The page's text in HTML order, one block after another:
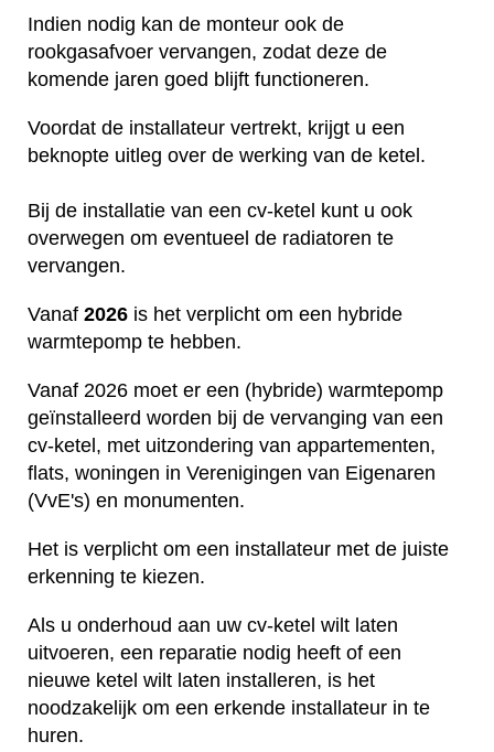
Indien nodig kan de monteur ook de
rookgasafvoer vervangen, zodat deze de
komende jaren goed blijft functioneren.
Voordat de installateur vertrekt, krijgt u een
beknopte uitleg over de werking van de ketel.
Bij de installatie van een cv-ketel kunt u ook
overwegen om eventueel de radiatoren te
vervangen.
Vanaf 2026 is het verplicht om een hybride
warmtepomp te hebben.
Vanaf 2026 moet er een (hybride) warmtepomp
geïnstalleerd worden bij de vervanging van een
cv-ketel, met uitzondering van appartementen,
flats, woningen in Verenigingen van Eigenaren
(VvE's) en monumenten.
Het is verplicht om een installateur met de juiste
erkenning te kiezen.
Als u onderhoud aan uw cv-ketel wilt laten
uitvoeren, een reparatie nodig heeft of een
nieuwe ketel wilt laten installeren, is het
noodzakelijk om een erkende installateur in te
huren.